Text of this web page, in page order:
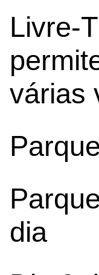
Livre-
várias
dia